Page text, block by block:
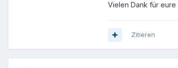
Vielen Dank für eure
Zitieren